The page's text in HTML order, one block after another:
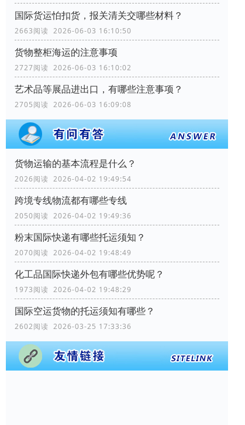
国际货运怕扣货，报关清关交哪些材料？
2663阅读 2026-06-03 16:10:50
货物整柜海运的注意事项
2727阅读 2026-06-03 16:10:02
艺术品等展品进出口，有哪些注意事项？
2705阅读 2026-06-03 16:09:08
货物运输的基本流程是什么？
2026阅读 2026-04-02 19:49:54
跨境专线物流都有哪些专线
2050阅读 2026-04-02 19:49:36
粉末国际快递有哪些托运须知？
2070阅读 2026-04-02 19:48:49
化工品国际快递外包有哪些优势呢？
1973阅读 2026-04-02 19:48:29
国际空运货物的托运须知有哪些？
2602阅读 2026-03-25 17:33:36